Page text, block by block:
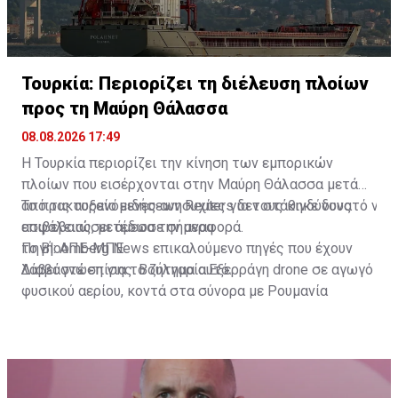
Τουρκία: Περιορίζει τη διέλευση πλοίων
προς τη Μαύρη Θάλασσα
08.08.2026 17:49
Η Τουρκία περιορίζει την κίνηση των εμπορικών
πλοίων που εισέρχονται στην Μαύρη Θάλασσα μετά
από τις αυξανόμενες ανησυχίες για τους κινδύνους
ασφάλειας, μετέδωσε σήμερα
το Bloomberg News επικαλούμενο πηγές που έχουν
λάβει γνώση για το ζήτημα αυτό.
Το πρακτορείο ειδήσεων Reuters δεν στάθηκε δυνατό να
επιβεβαιώσει άμεσα την αναφορά.
Πηγή: ΑΠΕ-ΜΠΕ
Διαβάστε επίσης:Βουλγαρία:Εξερράγη drone σε αγωγό
φυσικού αερίου, κοντά στα σύνορα με Ρουμανία